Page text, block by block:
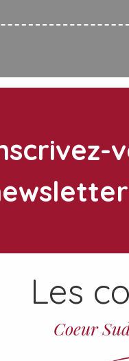
Les
Coeur
YOGA &